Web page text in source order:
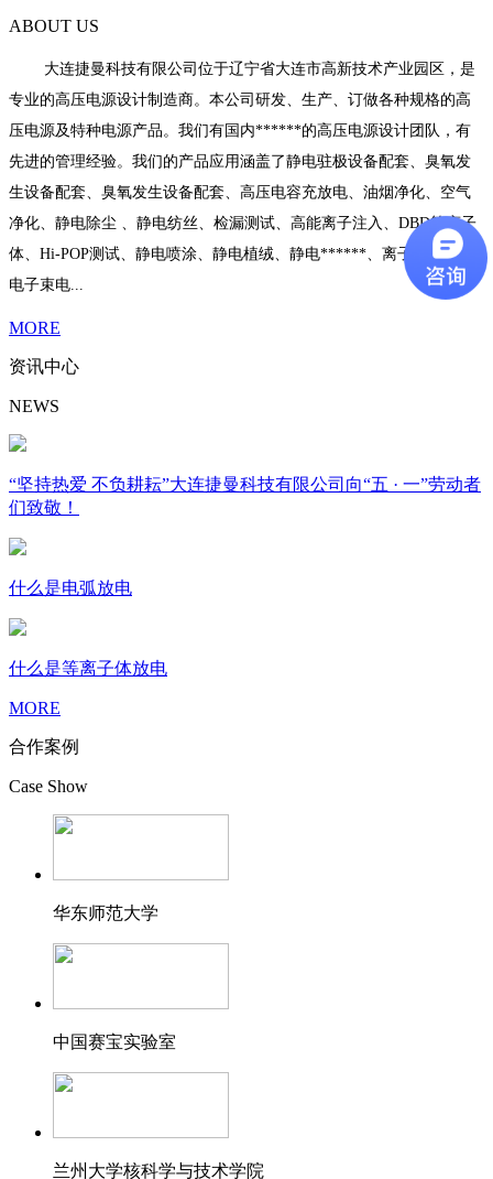
ABOUT US
大连捷曼科技有限公司位于辽宁省大连市高新技术产业园区，是
专业的高压电源设计制造商。本公司研发、生产、订做各种规格的高
压电源及特种电源产品。我们有国内******的高压电源设计团队，有
先进的管理经验。我们的产品应用涵盖了静电驻极设备配套、臭氧发
生设备配套、臭氧发生设备配套、高压电容充放电、油烟净化、空气
净化、静电除尘 、静电纺丝、检漏测试、高能离子注入、DBD等离子
体、Hi-POP测试、静电喷涂、静电植绒、静电******、离子束电源、
电子束电...
MORE
资讯中心
NEWS
“坚持热爱 不负耕耘”大连捷曼科技有限公司向“五 · 一”劳动者
们致敬！
什么是电弧放电
什么是等离子体放电
MORE
合作案例
Case Show
华东师范大学
中国赛宝实验室
兰州大学核科学与技术学院